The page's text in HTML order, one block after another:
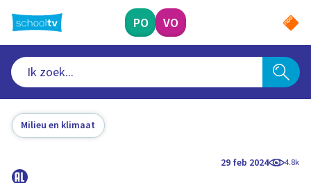
naar
hoofdinhoud
PO VO
Milieu en klimaat
29 feb 2024 4.8k